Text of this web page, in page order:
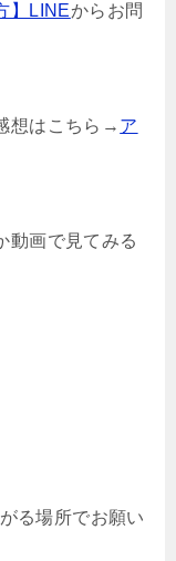
】LINEからお問
想はこちら→ ア
動画で見てみる
る場所でお願い